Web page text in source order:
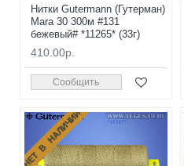
Нитки Gutermann (Гутерман)
Mara 30 300м #131
бежевый# *11265* (33г)
410.00р.
Сообщить
НЕТ В НАЛИЧИИ